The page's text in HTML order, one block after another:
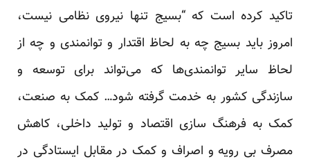
تاکید کرده است که “بسیج تنها نیروی نظامی نیست،
امروز باید بسیج چه به لحاظ اقتدار و توانمندی و چه از
لحاظ سایر توانمندی‌ها که می‌تواند برای توسعه و
سازندگی کشور به خدمت گرفته شود… کمک به صنعت،
کمک به فرهنگ سازی اقتصاد و تولید داخلی، کاهش
مصرف بی رویه و اصراف و کمک در مقابل ایستادگی در